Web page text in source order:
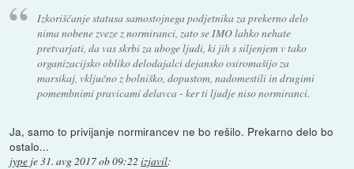
Izkoriščanje statusa samostojnega podjetnika za prekerno delo
nima nobene zveze z normiranci, zato se IMO lahko nehate
pretvarjati, da vas skrbi za uboge ljudi, ki jih s siljenjem v tako
organizacijsko obliko delodajalci dejansko osiromašijo za
marsikaj, vključno z bolniško, dopustom, nadomestili in drugimi
pomembnimi pravicami delavca - ker ti ljudje niso normiranci.
Ja, samo to privijanje normirancev ne bo rešilo. Prekarno delo bo
ostalo...
jype je31. avg 2017 ob 09:22 izjavil: